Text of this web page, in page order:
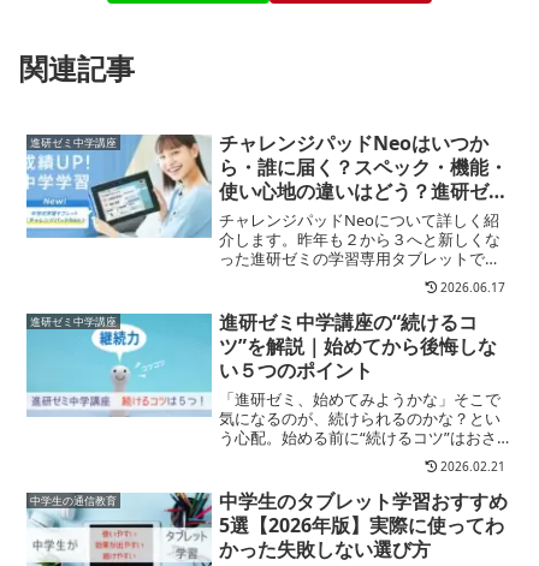
関連記事
進研ゼミ中学講座
チャレンジパッドNeoはいつか
ら・誰に届く？スペック・機能・
使い心地の違いはどう？進研ゼミ
の最新タブレットを徹底解析
チャレンジパッドNeoについて詳しく紹
介します。昨年も２から３へと新しくな
った進研ゼミの学習専用タブレットです
が2021年1月号よりさらに進化したデバイ
スに変わります。ここではチャレンジパ
ッドNeoの詳細についてわかりやすく解
説します。
2026.06.17
進研ゼミ中学講座
進研ゼミ中学講座の“続けるコ
ツ”を解説｜始めてから後悔しな
い５つのポイント
「進研ゼミ、始めてみようかな」そこで
気になるのが、続けられるのかな？とい
う心配。始める前に“続けるコツ”はおさ
えておきたいですよね？進研ゼミは教材
の内容がしっかりしていて、長く選ばれ
てきた人気教材。ただ、どんなに良い教
材でも、“続け方”ひと...
2026.02.21
中学生の通信教育
中学生のタブレット学習おすすめ
5選【2026年版】実際に使ってわ
かった失敗しない選び方